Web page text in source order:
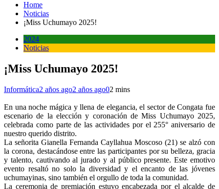
Home
Noticias
¡Miss Uchumayo 2025!
2024
Noticias
¡Miss Uchumayo 2025!
Informática2 años ago2 años ago02 mins
En una noche mágica y llena de elegancia, el sector de Congata fue
escenario de la elección y coronación de Miss Uchumayo 2025,
celebrada como parte de las actividades por el 255° aniversario de
nuestro querido distrito.
La señorita Gianella Fernanda Cayllahua Moscoso (21) se alzó con
la corona, destacándose entre las participantes por su belleza, gracia
y talento, cautivando al jurado y al público presente. Este emotivo
evento resaltó no solo la diversidad y el encanto de las jóvenes
uchumayinas, sino también el orgullo de toda la comunidad.
La ceremonia de premiación estuvo encabezada por el alcalde de